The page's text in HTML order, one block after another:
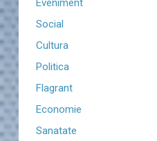
Eveniment
Social
Cultura
Politica
Flagrant
Economie
Sanatate